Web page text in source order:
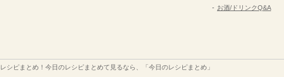
お酒/ドリンクQ&A
レシピまとめ！今日のレシピまとめて見るなら、「今日のレシピまとめ」